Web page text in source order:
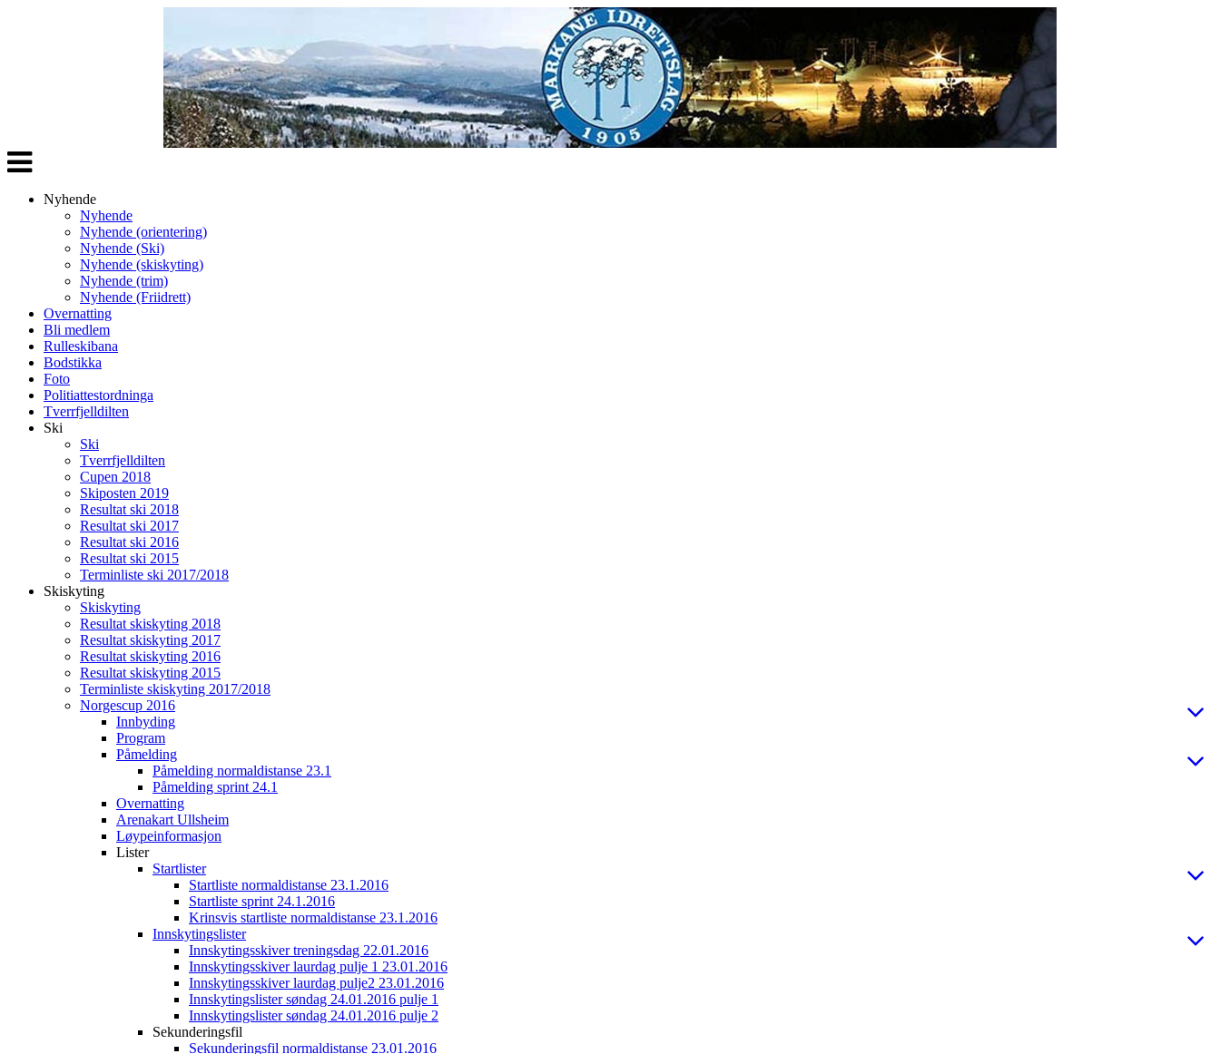
Veksle
navigasjon
Nyhende
Nyhende
Nyhende (orientering)
Nyhende (Ski)
Nyhende (skiskyting)
Nyhende (trim)
Nyhende (Friidrett)
Overnatting
Bli medlem
Rulleskibana
Bodstikka
Foto
Politiattestordninga
Tverrfjelldilten
Ski
Ski
Tverrfjelldilten
Cupen 2018
Skiposten 2019
Resultat ski 2018
Resultat ski 2017
Resultat ski 2016
Resultat ski 2015
Terminliste ski 2017/2018
Skiskyting
Skiskyting
Resultat skiskyting 2018
Resultat skiskyting 2017
Resultat skiskyting 2016
Resultat skiskyting 2015
Terminliste skiskyting 2017/2018
Norgescup 2016
Innbyding
Program
Påmelding
Påmelding normaldistanse 23.1
Påmelding sprint 24.1
Overnatting
Arenakart Ullsheim
Løypeinformasjon
Lister
Startlister
Startliste normaldistanse 23.1.2016
Startliste sprint 24.1.2016
Krinsvis startliste normaldistanse 23.1.2016
Innskytingslister
Innskytingsskiver treningsdag 22.01.2016
Innskytingsskiver laurdag pulje 1 23.01.2016
Innskytingsskiver laurdag pulje2 23.01.2016
Innskytingslister søndag 24.01.2016 pulje 1
Innskytingslister søndag 24.01.2016 pulje 2
Sekunderingsfil
Sekunderingsfil normaldistanse 23.01.2016